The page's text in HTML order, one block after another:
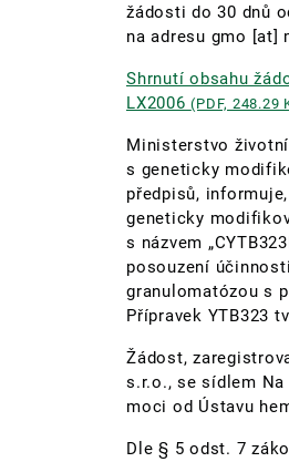
žádosti do 30 dnů
na adresu gmo [at]
Shrnutí obsahu
LX2006(PDF, 248.29
Ministerstvo
s geneticky
předpisů,
geneticky
s názvem
posouzení
granulomatózou s
Přípravek YTB323
Žádost,
s.r.o., se sídlem Na
moci od Ústavu
Dle § 5 odst. 7